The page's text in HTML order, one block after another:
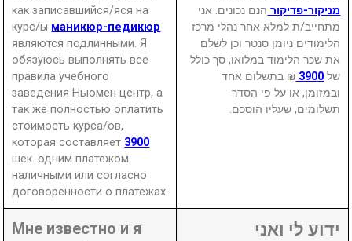
как записавшийся/яся на
курс/ы маникюр-педикюр
являются подлинными. Я
обязуюсь выполнять все
правила учебного
заведения Ньюмен центр, а
так же полностью оплатить
стоимость курса/ов,
которая составляет 3900
шек. одним платежом
наличными или согласно
договоренности о платежах.
מניקור-פדיקור הנם נכונים. אני
מתחייב/ת למלא אחר נהלי מרכז
הלימודים ניומן סנטר וכן לשלם
את שכר הלימוד במלואו, סך כולל
של 3900 ₪ בתשלום אחד
ובמזומן, או על פי הסדר
תשלומים, שעליו הוסכם.
Мне известно и я
ידוע לי ואני